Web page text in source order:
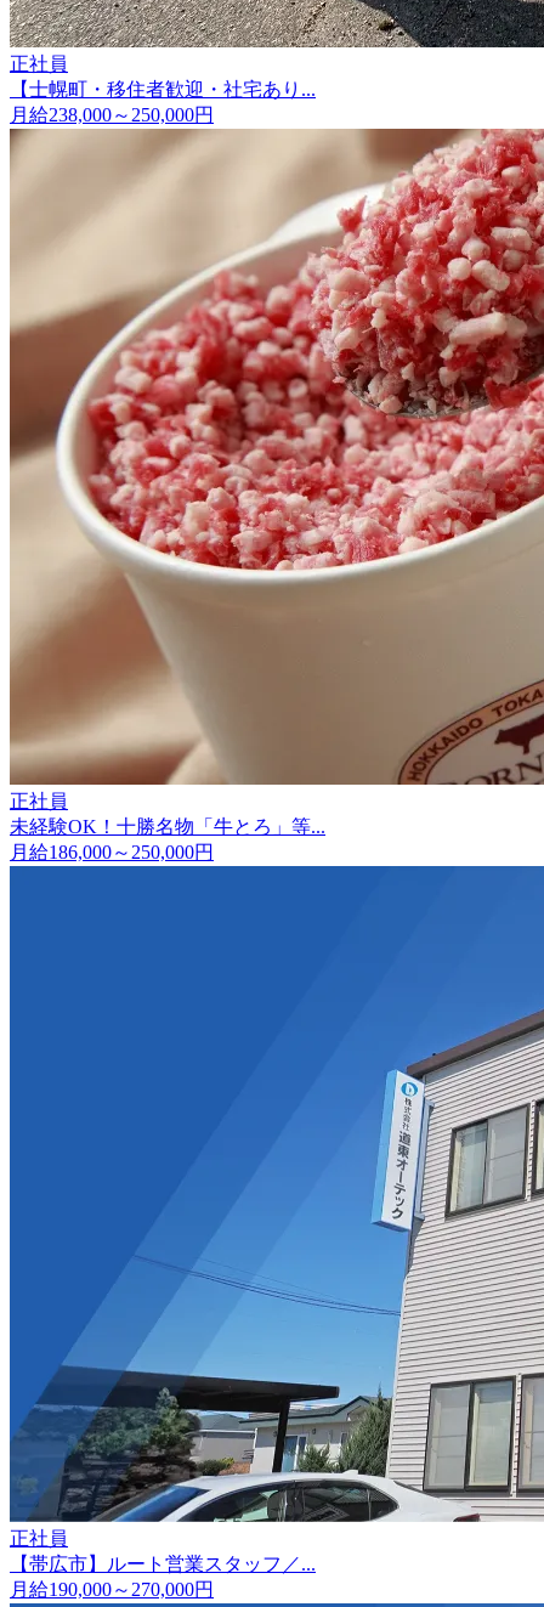
正社員
【士幌町・移住者歓迎・社宅あり...
月給238,000～250,000円
正社員
未経験OK！十勝名物「牛とろ」等...
月給186,000～250,000円
正社員
【帯広市】ルート営業スタッフ／...
月給190,000～270,000円